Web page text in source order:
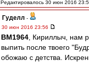
Редактировалось 30 июн 2016
Гуделл -
30 июн 2016 23:56
BM1964 , Кириллыч, нам
выпить после твоего
обожаю с детства.